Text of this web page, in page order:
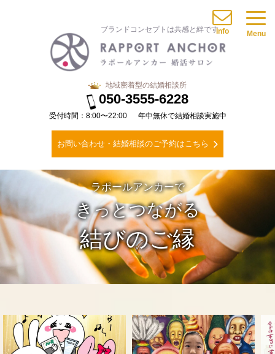
ブランドコンセプトは共感と絆です
地域密着型の結婚相談所
050-3555-6228
受付時間：8:00〜22:00 年中無休で結婚相談実施中
お問い合わせ・結婚相談のご予約はこちら
Menu
Info
ラポールアンカーで
きっとつながる
結びのご縁